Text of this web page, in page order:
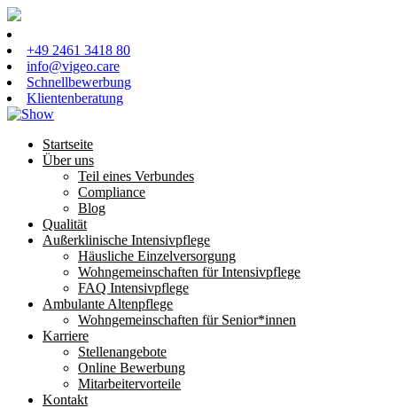
+49 2461 3418 80
info@vigeo.care
Schnellbewerbung
Klientenberatung
Startseite
Über uns
Teil eines Verbundes
Compliance
Blog
Qualität
Außerklinische Intensivpflege
Häusliche Einzelversorgung
Wohngemeinschaften für Intensivpflege
FAQ Intensivpflege
Ambulante Altenpflege
Wohngemeinschaften für Senior*innen
Karriere
Stellenangebote
Online Bewerbung
Mitarbeitervorteile
Kontakt